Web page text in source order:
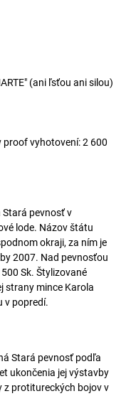
(ani ľsťou ani silou)
proof vyhotovení: 2 600
Stará pevnosť v
lode. Názov štátu
okraji, za ním je
2007. Nad pevnosťou
Sk. Štylizované
strany mince Karola
v popredí.
Stará pevnosť podľa
ukončenia jej výstavby
z protitureckých bojov v